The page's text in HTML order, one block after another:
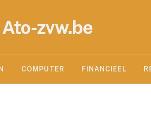
Ato-zvw.be
COMPUTER FINANCIEEL